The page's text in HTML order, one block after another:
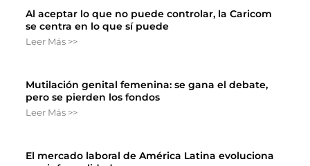
Al aceptar lo que no puede controlar, la Caricom
se centra en lo que sí puede
Leer Más >>
Mutilación genital femenina: se gana el debate,
pero se pierden los fondos
Leer Más >>
El mercado laboral de América Latina evoluciona